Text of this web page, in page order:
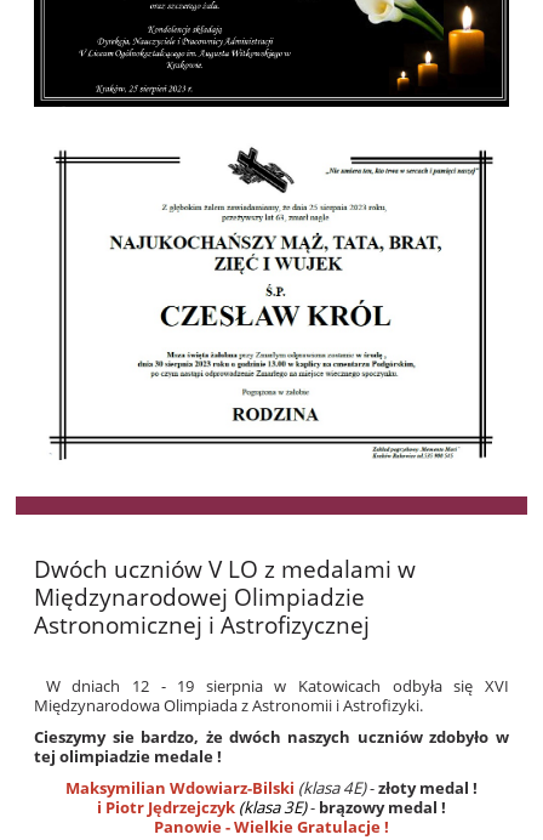
Dwóch uczniów V LO z medalami w
Międzynarodowej Olimpiadzie
Astronomicznej i Astrofizycznej
W dniach 12 - 19 sierpnia w Katowicach odbyła się XVI
Międzynarodowa Olimpiada z Astronomii i Astrofizyki.
Cieszymy sie bardzo, że dwóch naszych uczniów zdobyło w
tej olimpiadzie medale !
Maksymilian Wdowiarz-Bilski (klasa 4E)-złoty medal !
i Piotr Jędrzejczyk (klasa 3E)- brązowy medal !
Panowie - Wielkie Gratulacje !